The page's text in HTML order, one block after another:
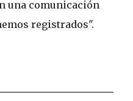
una comunicación
registrados".